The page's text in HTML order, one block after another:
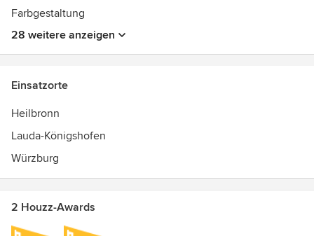
Farbgestaltung
28 weitere anzeigen
Einsatzorte
Heilbronn
Lauda-Königshofen
Würzburg
2 Houzz-Awards